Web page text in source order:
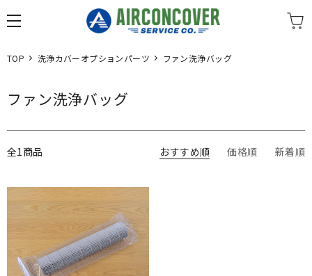
TOP 洗浄カバーオプションパーツ ファン洗浄バッグ
ファン洗浄バッグ
全1商品 おすすめ順 価格順 新着順